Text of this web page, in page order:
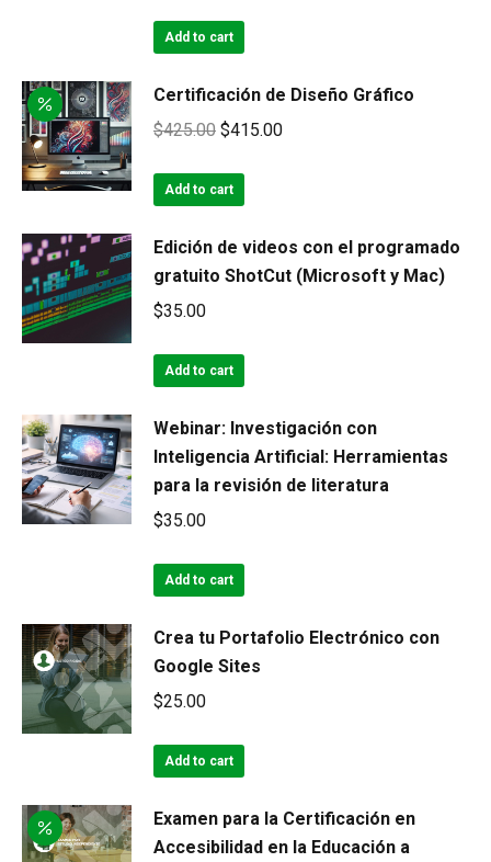
Add to cart
Certificación de Diseño Gráfico
$425.00 Original
was:
$415.00Current
Add to cart
Edición de videos con el programado
gratuito ShotCut (Microsoft y Mac)
$35.00
Add to cart
Webinar: Investigación con
Inteligencia Artificial: Herramientas
para la revisión de literatura
$35.00
Add to cart
Crea tu Portafolio Electrónico con
Google Sites
$25.00
Add to cart
Examen para la Certificación en
Accesibilidad en la Educación a